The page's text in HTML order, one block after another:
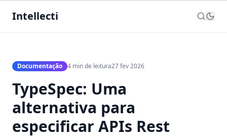
Intellecti
Documentação 4 min de leitura27 fev 2026
TypeSpec: Uma
alternativa para
especificar APIs Rest